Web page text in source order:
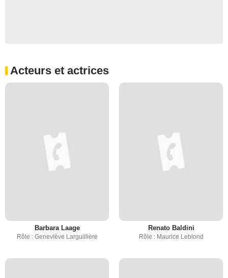
Acteurs et actrices
Barbara Laage
Rôle : Geneviève Larguillière
Renato Baldini
Rôle : Maurice Leblond